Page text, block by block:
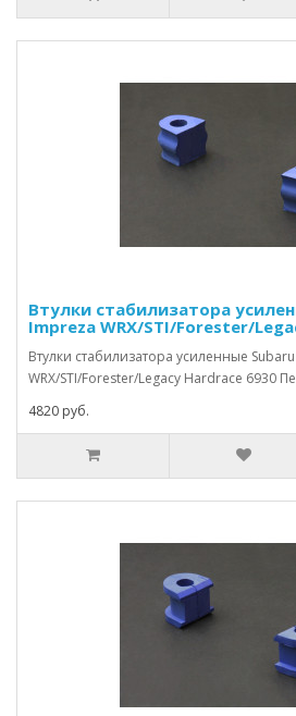
Втулки стабилизатора
Impreza WRX/STI/Forester/
Втулки стабилизатора усиленные
WRX/STI/Forester/Legacy Hardrace 6930
4820 руб.